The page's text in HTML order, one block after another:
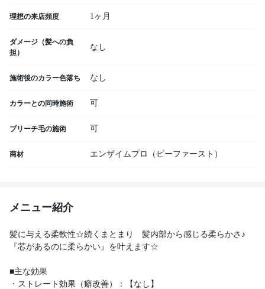
理想の来店頻度 1ヶ月
ダメージ（髪への負
担）
なし
施術後のカラー色落ち なし
カラーとの同時施術 可
ブリーチ毛の施術 可
商材 エンザイムプロ（ビーファースト）
メニュー紹介
髪に与える柔軟性☆続くまとまり 髪内部から感じる柔らかさ♪
『芯があるのに柔らかい』を叶えます☆
■主な効果
・ストレート効果（癖改善）：【なし】